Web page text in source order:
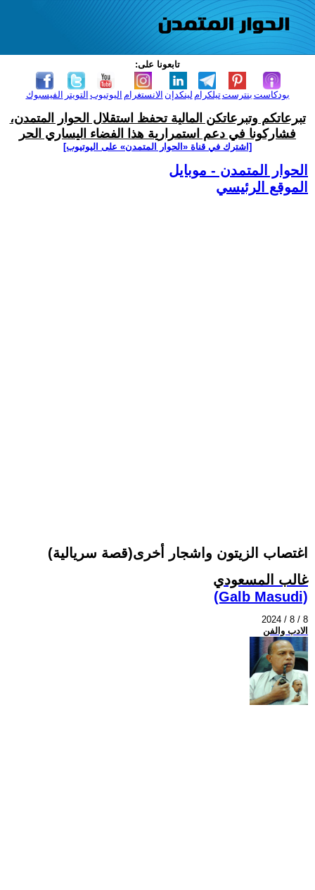
تابعونا على:
الفيسبوك التويتر اليوتيوب الانستغرام لينكدإن تيلكرامبنترست بودكاست
تبرعاتكم وتبرعاتكن المالية تحفظ استقلال الحوار المتمدن،
فشاركونا في دعم استمرارية هذا الفضاء اليساري الحر
[اشترك في قناة ‫«الحوار المتمدن» على اليوتيوب]
الحوار المتمدن - موبايل
الموقع الرئيسي
اغتصاب الزيتون واشجار أخرى(قصة سريالية)
غالب المسعودي
(Galb Masudi)
2024 / 8 / 8
الادب والفن